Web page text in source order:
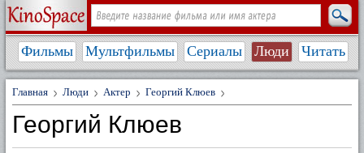
Фильмы Мультфильмы Сериалы Люди Читать
Главная Люди Актер Георгий Клюев
Георгий Клюев